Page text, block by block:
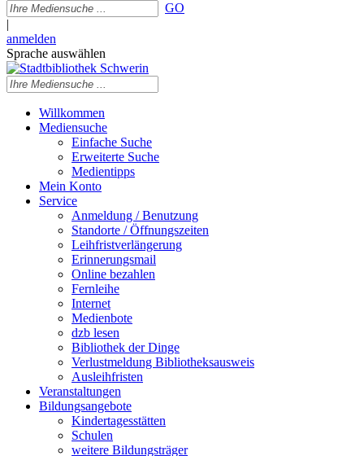
GO
|
anmelden
Sprache auswählen
Willkommen
Mediensuche
Einfache Suche
Erweiterte Suche
Medientipps
Mein Konto
Service
Anmeldung / Benutzung
Standorte / Öffnungszeiten
Leihfristverlängerung
Erinnerungsmail
Online bezahlen
Fernleihe
Internet
Medienbote
dzb lesen
Bibliothek der Dinge
Verlustmeldung Bibliotheksausweis
Ausleihfristen
Veranstaltungen
Bildungsangebote
Kindertagesstätten
Schulen
weitere Bildungsträger